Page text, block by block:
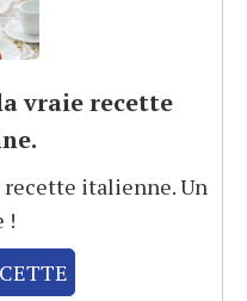
vraie recette
italienne. Un
!